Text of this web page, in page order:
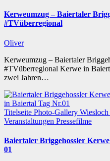
Kerweumzug – Baiertaler
#TVüberregional
Oliver
Kerweumzug – Baiertaler
#TVüberregional Kerwe in
zwei Jahren…
Titelseite Photo-Gallery Wiesloch
Veranstaltungen Pressefilme
Baiertaler Briggehossler
01